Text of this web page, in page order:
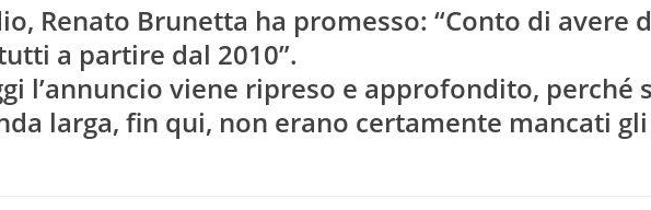
Renato Brunetta ha promesso: “Conto di avere
a partire dal 2010”.
l’annuncio viene ripreso e approfondito, perché
larga, fin qui, non erano certamente mancati